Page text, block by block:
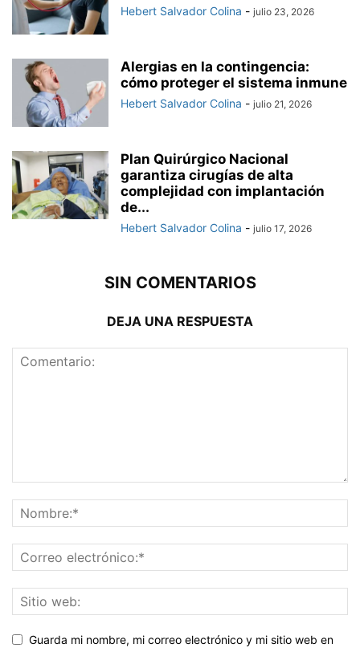
Hebert Salvador Colina - julio 23, 2026
Alergias en la contingencia:
cómo proteger el sistema inmune
Hebert Salvador Colina - julio 21, 2026
Plan Quirúrgico Nacional
garantiza cirugías de alta
complejidad con implantación
de...
Hebert Salvador Colina - julio 17, 2026
SIN COMENTARIOS
DEJA UNA RESPUESTA
Guarda mi nombre, mi correo electrónico y mi sitio web en